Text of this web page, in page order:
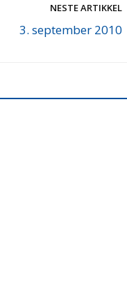
NESTE ARTIKKEL
3. september 2010